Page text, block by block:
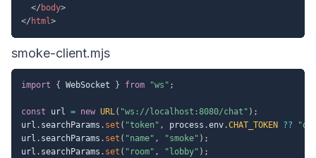
</ body>
</ html>
smoke-client.mjs
import { WebSocket } from "ws" ;
const url = new URL( "ws://localhost:8080/chat" ) ;
url . searchParams . set ( "token" , process .env.CHAT_TOKEN ??
url . searchParams . set ( "name" , "smoke" ) ;
url . searchParams . set ( "room" , "lobby" ) ;